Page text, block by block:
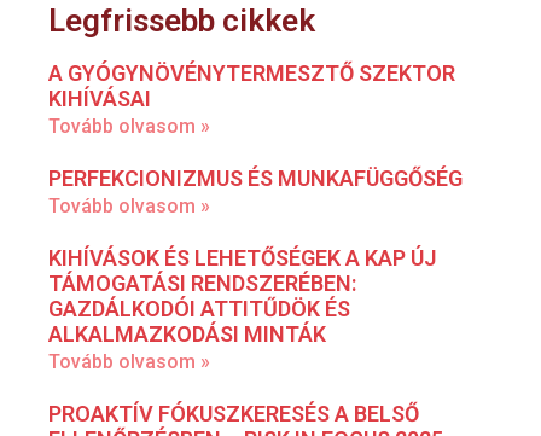
Legfrissebb cikkek
A GYÓGYNÖVÉNYTERMESZTŐ SZEKTOR
KIHÍVÁSAI
Tovább olvasom »
PERFEKCIONIZMUS ÉS MUNKAFÜGGŐSÉG
Tovább olvasom »
KIHÍVÁSOK ÉS LEHETŐSÉGEK A KAP ÚJ
TÁMOGATÁSI RENDSZERÉBEN:
GAZDÁLKODÓI ATTITŰDÖK ÉS
ALKALMAZKODÁSI MINTÁK
Tovább olvasom »
PROAKTÍV FÓKUSZKERESÉS A BELSŐ